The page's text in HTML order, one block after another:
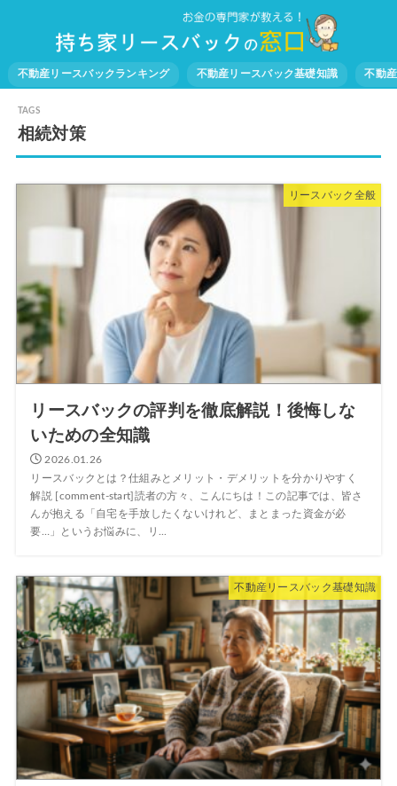
不動産リースバックランキング 不動産リースバック基礎知識 不動
相続対策
リースバック全般
リースバックの評判を徹底解説！後悔しな
いための全知識
2026.01.26
リースバックとは？仕組みとメリット・デメリットを分かりやすく
解説 [comment-start]読者の方々、こんにちは！この記事では、皆さ
んが抱える「自宅を手放したくないけれど、まとまった資金が必
要…」というお悩みに、リ...
不動産リースバック基礎知識